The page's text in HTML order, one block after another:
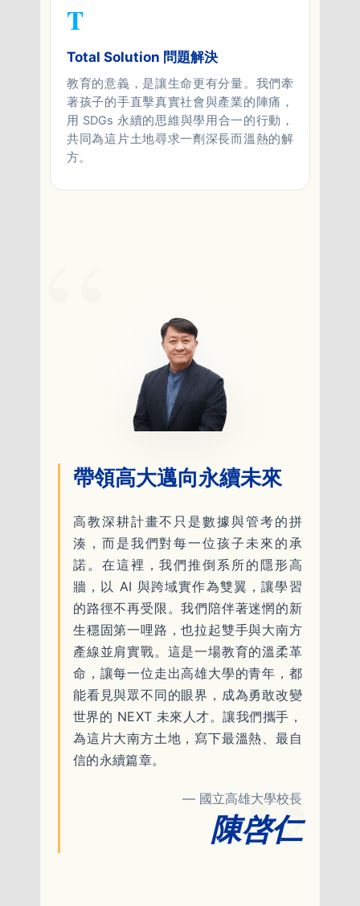
T
Total Solution 問題解決
教育的意義，是讓生命更有分量。我們牽
著孩子的手直擊真實社會與產業的陣痛，
用 SDGs 永續的思維與學用合一的行動，
共同為這片土地尋求一劑深長而溫熱的解
方。
帶領高大邁向永續未來
高教深耕計畫不只是數據與管考的拼
湊，而是我們對每一位孩子未來的承
諾。在這裡，我們推倒系所的隱形高
牆，以 AI 與跨域實作為雙翼，讓學習
的路徑不再受限。我們陪伴著迷惘的新
生穩固第一哩路，也拉起雙手與大南方
產線並肩實戰。這是一場教育的溫柔革
命，讓每一位走出高雄大學的青年，都
能看見與眾不同的眼界，成為勇敢改變
世界的 NEXT 未來人才。讓我們攜手，
為這片大南方土地，寫下最溫熱、最自
信的永續篇章。
— 國立高雄大學校長
陳啓仁